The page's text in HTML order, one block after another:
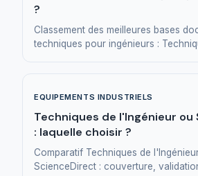
?
Classement des meilleures bases
techniques pour ingénieurs :
EQUIPEMENTS INDUSTRIELS
Techniques de l'Ingénieur ou
: laquelle choisir ?
Comparatif Techniques de
ScienceDirect : couverture,